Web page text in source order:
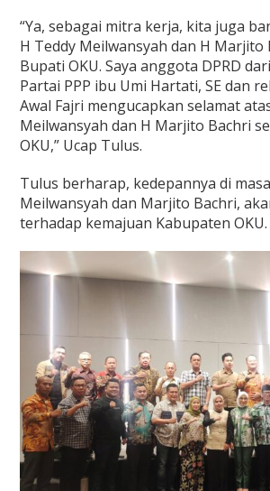
“Ya, sebagai mitra kerja, kita juga
H Teddy Meilwansyah dan H
Bupati OKU. Saya anggota DPRD
Partai PPP ibu Umi Hartati, SE dan
Awal Fajri mengucapkan selamat
Meilwansyah dan H Marjito Bachri
OKU,” Ucap Tulus.
Tulus berharap, kedepannya di
Meilwansyah dan Marjito Bachri,
terhadap kemajuan Kabupaten OKU.